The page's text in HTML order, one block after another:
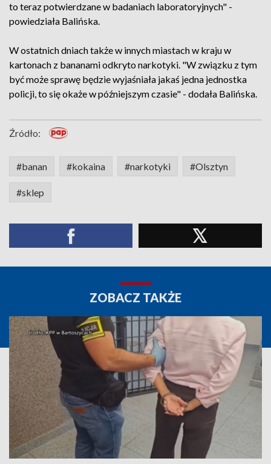
to teraz potwierdzane w badaniach laboratoryjnych" -
powiedziała Balińska.
W ostatnich dniach także w innych miastach w kraju w
kartonach z bananami odkryto narkotyki. "W związku z tym
być może sprawę będzie wyjaśniała jakaś jedna jednostka
policji, to się okaże w późniejszym czasie" - dodała Balińska.
Źródło:
#banan #kokaina #narkotyki #Olsztyn
#sklep
ZOBACZ TAKŻE